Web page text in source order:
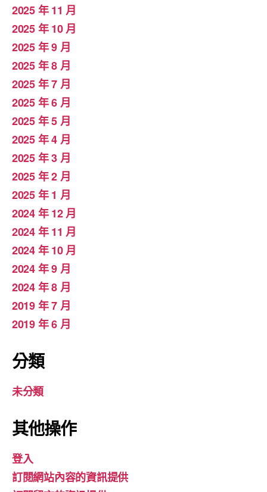
2025 年 11 月
2025 年 10 月
2025 年 9 月
2025 年 8 月
2025 年 7 月
2025 年 6 月
2025 年 5 月
2025 年 4 月
2025 年 3 月
2025 年 2 月
2025 年 1 月
2024 年 12 月
2024 年 11 月
2024 年 10 月
2024 年 9 月
2024 年 8 月
2019 年 7 月
2019 年 6 月
分類
未分類
其他操作
登入
訂閱網站內容的資訊提供